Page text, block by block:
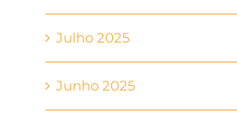
Julho 2025
Junho 2025